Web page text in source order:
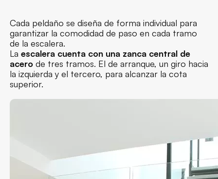
Cada peldaño se diseña de forma individual para
garantizar la comodidad de paso en cada tramo
de la escalera.
La escalera cuenta con una zanca central de
acero de tres tramos. El de arranque, un giro hacia
la izquierda y el tercero, para alcanzar la cota
superior.